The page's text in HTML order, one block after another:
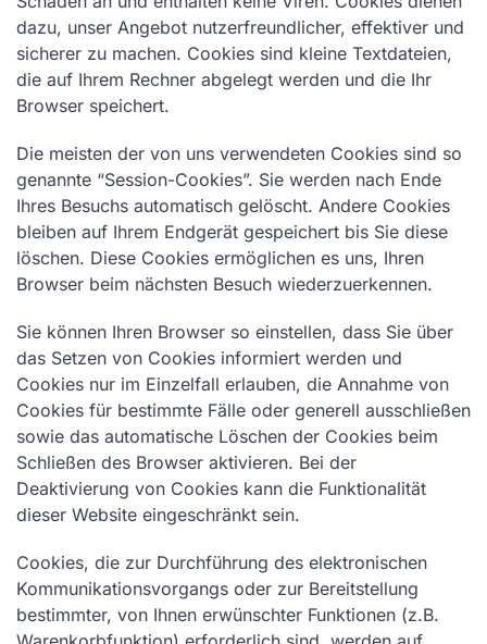
dazu, unser Angebot nutzerfreundlicher, effektiver und
sicherer zu machen. Cookies sind kleine Textdateien,
die auf Ihrem Rechner abgelegt werden und die Ihr
Browser speichert.
Die meisten der von uns verwendeten Cookies sind so
genannte “Session-Cookies”. Sie werden nach Ende
Ihres Besuchs automatisch gelöscht. Andere Cookies
bleiben auf Ihrem Endgerät gespeichert bis Sie diese
löschen. Diese Cookies ermöglichen es uns, Ihren
Browser beim nächsten Besuch wiederzuerkennen.
Sie können Ihren Browser so einstellen, dass Sie über
das Setzen von Cookies informiert werden und
Cookies nur im Einzelfall erlauben, die Annahme von
Cookies für bestimmte Fälle oder generell ausschließen
sowie das automatische Löschen der Cookies beim
Schließen des Browser aktivieren. Bei der
Deaktivierung von Cookies kann die Funktionalität
dieser Website eingeschränkt sein.
Cookies, die zur Durchführung des elektronischen
Kommunikationsvorgangs oder zur Bereitstellung
bestimmter, von Ihnen erwünschter Funktionen (z.B.